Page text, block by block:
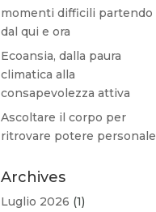
momenti difficili partendo
dal qui e ora
Ecoansia, dalla paura
climatica alla
consapevolezza attiva
Ascoltare il corpo per
ritrovare potere personale
Archives
Luglio 2026 (1)